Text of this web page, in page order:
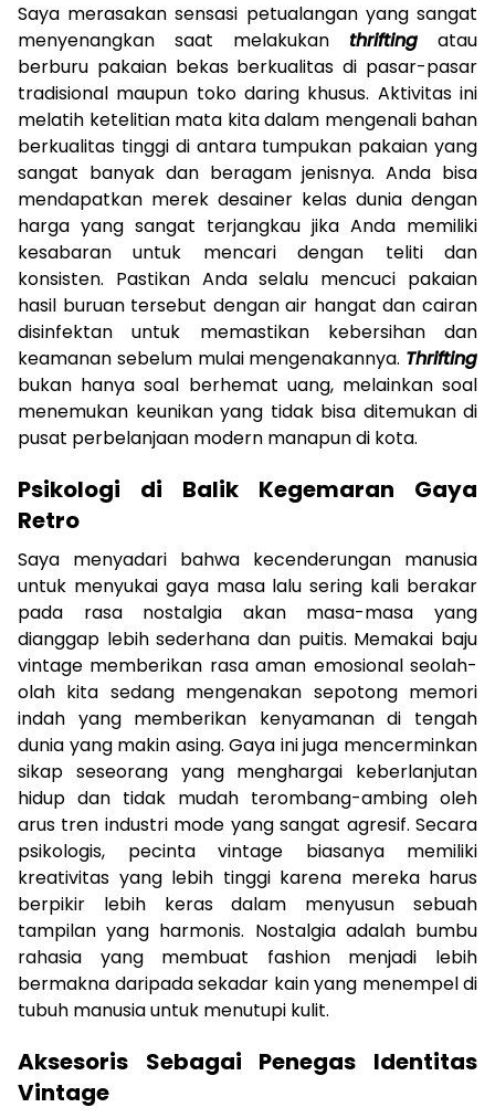
Saya merasakan sensasi petualangan yang sangat
menyenangkan saat melakukan thrifting atau
berburu pakaian bekas berkualitas di pasar-pasar
tradisional maupun toko daring khusus. Aktivitas ini
melatih ketelitian mata kita dalam mengenali bahan
berkualitas tinggi di antara tumpukan pakaian yang
sangat banyak dan beragam jenisnya. Anda bisa
mendapatkan merek desainer kelas dunia dengan
harga yang sangat terjangkau jika Anda memiliki
kesabaran untuk mencari dengan teliti dan
konsisten. Pastikan Anda selalu mencuci pakaian
hasil buruan tersebut dengan air hangat dan cairan
disinfektan untuk memastikan kebersihan dan
keamanan sebelum mulai mengenakannya. Thrifting
bukan hanya soal berhemat uang, melainkan soal
menemukan keunikan yang tidak bisa ditemukan di
pusat perbelanjaan modern manapun di kota.
Psikologi di Balik Kegemaran Gaya
Retro
Saya menyadari bahwa kecenderungan manusia
untuk menyukai gaya masa lalu sering kali berakar
pada rasa nostalgia akan masa-masa yang
dianggap lebih sederhana dan puitis. Memakai baju
vintage memberikan rasa aman emosional seolah-
olah kita sedang mengenakan sepotong memori
indah yang memberikan kenyamanan di tengah
dunia yang makin asing. Gaya ini juga mencerminkan
sikap seseorang yang menghargai keberlanjutan
hidup dan tidak mudah terombang-ambing oleh
arus tren industri mode yang sangat agresif. Secara
psikologis, pecinta vintage biasanya memiliki
kreativitas yang lebih tinggi karena mereka harus
berpikir lebih keras dalam menyusun sebuah
tampilan yang harmonis. Nostalgia adalah bumbu
rahasia yang membuat fashion menjadi lebih
bermakna daripada sekadar kain yang menempel di
tubuh manusia untuk menutupi kulit.
Aksesoris Sebagai Penegas Identitas
Vintage